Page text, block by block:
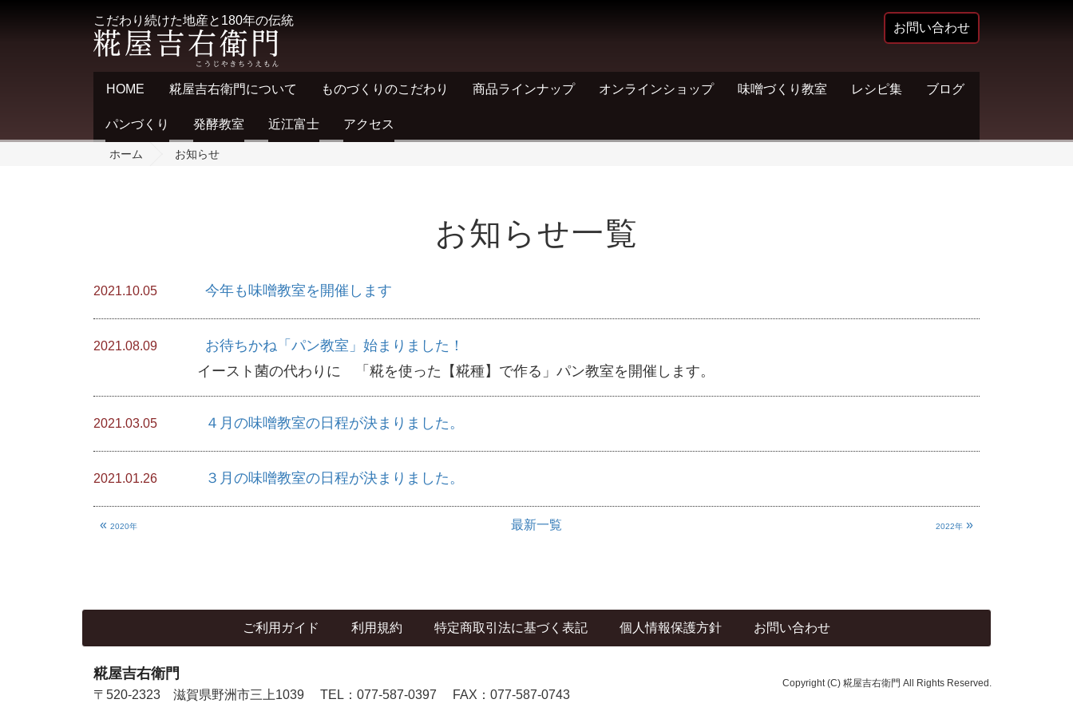
こだわり続けた地産と180年の伝統
お問い合わせ
HOME 糀屋吉右衛門について ものづくりのこだわり 商品ラインナップ オンラインショップ 味噌づくり教室 レシピ集 ブログ
パンづくり 発酵教室 近江富士 アクセス
ホーム お知らせ
お知らせ一覧
2021.10.05 今年も味噌教室を開催します
2021.08.09
お待ちかね「パン教室」始まりました！
イースト菌の代わりに 「糀を使った【糀種】で作る」パン教室を開催します。
2021.03.05 ４月の味噌教室の日程が決まりました。
2021.01.26 ３月の味噌教室の日程が決まりました。
« 2020年 最新一覧 2022年»
ご利用ガイド 利用規約 特定商取引法に基づく表記 個人情報保護方針 お問い合わせ
糀屋吉右衛門
〒520-2323 滋賀県野洲市三上1039 TEL：077-587-0397 FAX：077-587-0743
Copyright (C) 糀屋吉右衛門 All Rights Reserved.